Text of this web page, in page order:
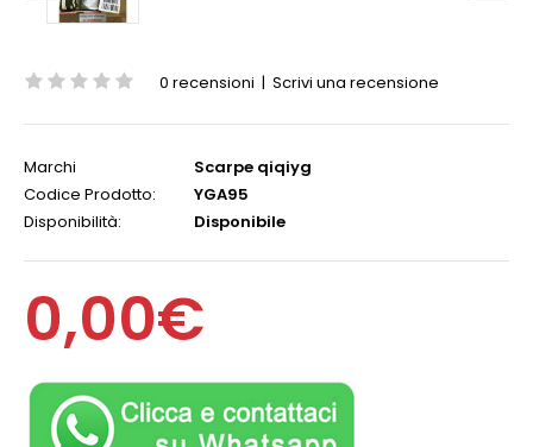
0 recensioni | Scrivi una recensione
Marchi
Scarpe qiqiyg
Codice Prodotto:
YGA95
Disponibilità:
Disponibile
0,00€